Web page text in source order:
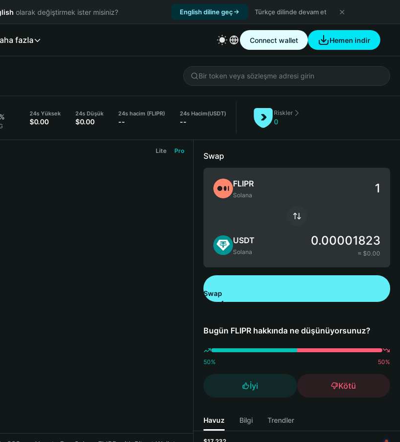
olarak değiştirmek ister misiniz? English diline geç Türkçe dilinde devam et
fazla Connect wallet Hemen indir
24s Yüksek
$0.00
24s Düşük
$0.00
24s hacim (FLIPR)
--
24s Hacim(USDT)
--
Riskler
0
Lite Pro
Swap
FLIPR
Solana
USDT
Solana
0.00001823
≈ $0.00
Swap
Bugün FLIPR hakkında ne düşünüyorsunuz?
50% 50%
İyi Kötü
Havuz Bilgi Trendler